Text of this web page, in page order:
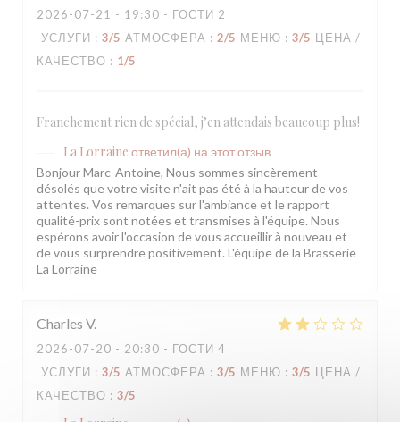
2026-07-21 - 19:30 - ГОСТИ 2
УСЛУГИ : 3/5 АТМОСФЕРА : 2/5 МЕНЮ : 3/5 ЦЕНА /
КАЧЕСТВО : 1/5
Franchement rien de spécial, j’en attendais beaucoup plus!
La Lorraine ответил(а) на этот отзыв
Bonjour Marc-Antoine, Nous sommes sincèrement
désolés que votre visite n'ait pas été à la hauteur de vos
attentes. Vos remarques sur l'ambiance et le rapport
qualité-prix sont notées et transmises à l'équipe. Nous
espérons avoir l'occasion de vous accueillir à nouveau et
de vous surprendre positivement. L'équipe de la Brasserie
La Lorraine
Charles V
2026-07-20 - 20:30 - ГОСТИ 4
УСЛУГИ : 3/5 АТМОСФЕРА : 3/5 МЕНЮ : 3/5 ЦЕНА /
КАЧЕСТВО : 3/5